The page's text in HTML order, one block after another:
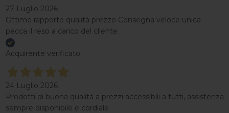
27 Luglio 2026
Ottimo rapporto qualità prezzo Consegna veloce unica
pecca il reso a carico del cliente
Acquirente verificato
24 Luglio 2026
Prodotti di buona qualità a prezzi accessibili a tutti, assistenza
sempre disponibile e cordiale